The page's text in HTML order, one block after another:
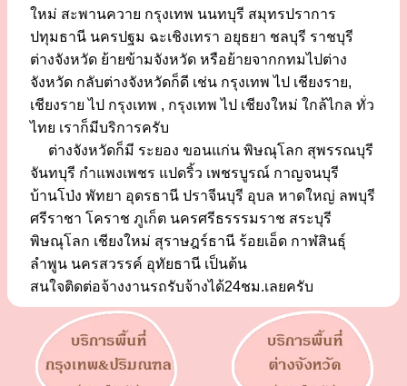
ใหม่ สะพานควาย กรุงเทพ นนทบุรี สมุทรปราการ
ปทุมธานี นครปฐม ฉะเชิงเทรา อยุธยา ชลบุรี ราชบุรี
ต่างจังหวัด ย้ายข้ามจังหวัด หรือย้ายจากกทมไปต่าง
จังหวัด กลับต่างจังหวัดก็ดี เช่น กรุงเทพ ไป เชียงราย,
เชียงราย ไป กรุงเทพ , กรุงเทพ ไป เชียงใหม่ ใกล้ไกล ทั่ว
ไทย เราก็มีบริการครับ
ต่างจังหวัดก็มี ระยอง ขอนแก่น พิษณุโลก สุพรรณบุรี
จันทบุรี กำแพงเพชร แปดริ้ว เพชรบูรณ์ กาญจนบุรี
บ้านโป่ง พัทยา อุดรธานี ปราจีนบุรี อุบล หาดใหญ่ ลพบุรี
ศรีราชา โคราช ภูเก็ต นครศรีธรรรมราช สระบุรี
พิษณุโลก เชียงใหม่ สุราษฎร์ธานี ร้อยเอ็ด กาฬสินธุ์
ลำพูน นครสวรรค์ อุทัยธานี เป็นต้น
สนใจติดต่อจ้างงานรถรับจ้างได้24ชม.เลยครับ